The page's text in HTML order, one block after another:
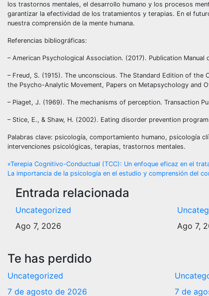
los trastornos mentales, el desarrollo humano y los procesos
garantizar la efectividad de los tratamientos y terapias. En el
nuestra comprensión de la mente humana.
Referencias bibliográficas:
– American Psychological Association. (2017). Publication
– Freud, S. (1915). The unconscious. The Standard Edition of
the Psycho-Analytic Movement, Papers on Metapsychology and
– Piaget, J. (1969). The mechanisms of perception. Transaction
– Stice, E., & Shaw, H. (2002). Eating disorder prevention
Palabras clave: psicología, comportamiento humano, psicología
intervenciones psicológicas, terapias, trastornos mentales.
Navegación
de
entradas
«Terepia Cognitivo-Conductual (TCC): Un enfoque eficaz en el
La importancia de la psicología en el estudio y comprensión del
Entrada relacionada
Uncategorized
Ago 7, 2026
Ago 7,
Te has perdido
Uncategorized
7 de agosto de 2026
7 de